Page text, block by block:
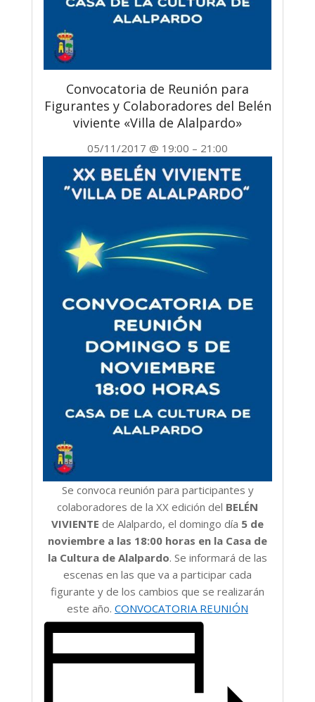
Convocatoria de Reunión para
Figurantes y Colaboradores del Belén
viviente «Villa de Alalpardo»
05/11/2017 @ 19:00 – 21:00
Se convoca reunión para participantes y
colaboradores de la XX edición del BELÉN
VIVIENTE de Alalpardo, el domingo día 5 de
noviembre a las 18:00 horas en la Casa de
la Cultura de Alalpardo. Se informará de las
escenas en las que va a participar cada
figurante y de los cambios que se realizarán
este año. CONVOCATORIA REUNIÓN